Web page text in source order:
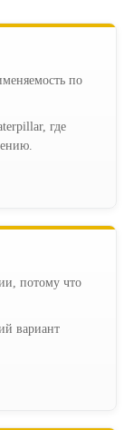
по
где
потому что
вариант